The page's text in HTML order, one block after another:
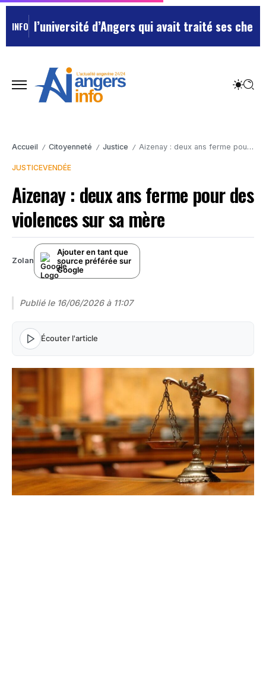
INFO d’Angers qui avait traité ses chefs de
Accueil / Citoyenneté / Justice / Aizenay : deux ans ferme pour des violences sur sa mère
JUSTICEVENDÉE
Aizenay : deux ans ferme pour des
violences sur sa mère
Zolan
Ajouter en tant que
source préférée sur
Google
Publié le 16/06/2026 à 11:07
Écouter l'article